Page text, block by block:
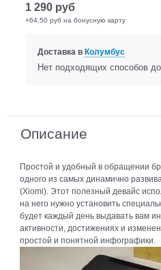
1 290 руб
+64,50 руб на бонусную карту
Доставка в Колумбус
Нет подходящих способов
Описание
Простой и удобный в обращении
одного из самых динамично
(Xiomi). Этот полезный девайс
на него нужно установить
будет каждый день выдавать вам
активности, достижениях и
простой и понятной инфографики.